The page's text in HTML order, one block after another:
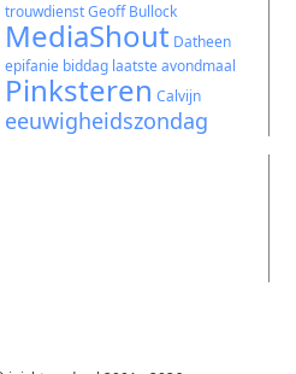
trouwdienstGeoff Bullock
MediaShout Datheen
epifanie biddag laatste avondmaal
Pinksteren Calvijn
eeuwigheidszondag